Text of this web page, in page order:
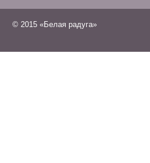
© 2015 «Белая радуга»